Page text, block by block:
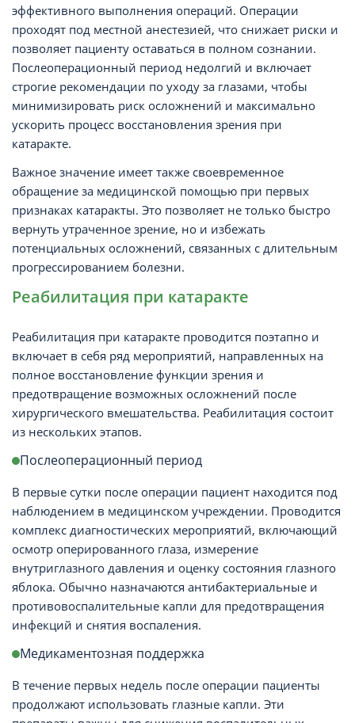
эффективного выполнения операций. Операции
проходят под местной анестезией, что снижает риски и
позволяет пациенту оставаться в полном сознании.
Послеоперационный период недолгий и включает
строгие рекомендации по уходу за глазами, чтобы
минимизировать риск осложнений и максимально
ускорить процесс восстановления зрения при
катаракте.
Важное значение имеет также своевременное
обращение за медицинской помощью при первых
признаках катаракты. Это позволяет не только быстро
вернуть утраченное зрение, но и избежать
потенциальных осложнений, связанных с длительным
прогрессированием болезни.
Реабилитация при катаракте
Реабилитация при катаракте проводится поэтапно и
включает в себя ряд мероприятий, направленных на
полное восстановление функции зрения и
предотвращение возможных осложнений после
хирургического вмешательства. Реабилитация состоит
из нескольких этапов.
Послеоперационный период
В первые сутки после операции пациент находится под
наблюдением в медицинском учреждении. Проводится
комплекс диагностических мероприятий, включающий
осмотр оперированного глаза, измерение
внутриглазного давления и оценку состояния глазного
яблока. Обычно назначаются антибактериальные и
противовоспалительные капли для предотвращения
инфекций и снятия воспаления.
Медикаментозная поддержка
В течение первых недель после операции пациенты
продолжают использовать глазные капли. Эти